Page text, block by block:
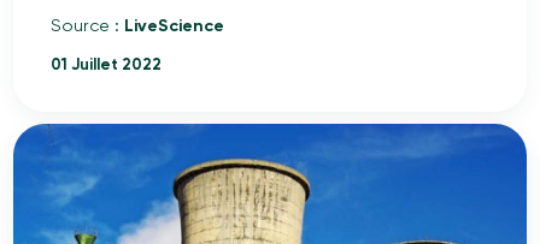
Source : LiveScience
01 Juillet 2022